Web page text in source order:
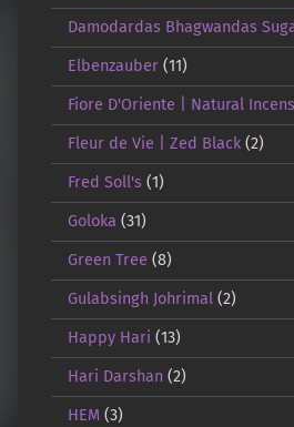
Damodardas Bhagwandas
Elbenzauber(11)
Fiore D'Oriente | Natural
Fleur de Vie | Zed Black(2)
Fred Soll's(1)
Goloka (31)
Green Tree (8)
Gulabsingh Johrimal(2)
Happy Hari (13)
Hari Darshan(2)
HEM(3)